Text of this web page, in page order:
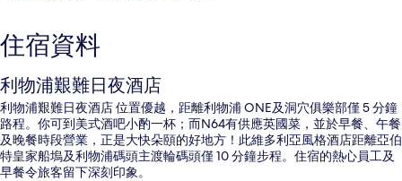
住宿資料
利物浦艱難日夜酒店
利物浦艱難日夜酒店 位置優越，距離利物浦 ONE及洞穴俱樂部僅 5 分鐘
路程。你可到美式酒吧小酌一杯；而N64有供應英國菜，並於早餐、午餐
及晚餐時段營業，正是大快朵頤的好地方！此維多利亞風格酒店距離亞伯
特皇家船塢及利物浦碼頭主渡輪碼頭僅 10 分鐘步程。住宿的熱心員工及
早餐令旅客留下深刻印象。